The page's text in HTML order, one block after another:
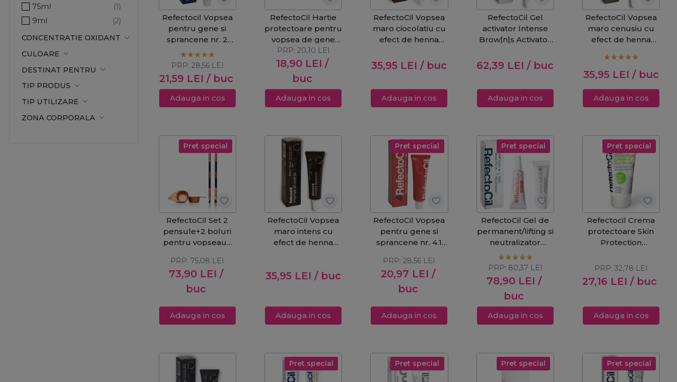
75ml
9ml
CONCENTRATIE OXIDANT
CULOARE
DESTINAT PENTRU
TIP PRODUS
TIP UTILIZARE
ZONA CORPORALA
Refectocil Vopsea
pentru gene si
sprancene nr. 2
negru albastrui
15ml
21,59 LEI / buc
PRP: 28,56 LEI
Adauga in cos
RefectoCil Hartie
protectoare pentru
vopsea de gene
Eye Protection
Papers 96buc
18,90 LEI /
buc
PRP: 20,10 LEI
Adauga in cos
RefectoCil Vopsea
maro ciocolatiu cu
efect de henna
gene&sprancene
Intense Brow[n]s
Chocolate Brown
15ml
35,95 LEI / buc
Adauga in cos
RefectoCil Gel
activator Intense
Brow[n]s Activator
62,39 LEI / buc
Adauga in cos
RefectoCil Vopsea
maro cenusiu cu
efect de henna
gene&sprancene
Intense Brow[n]s
Ash Brown 15ml
35,95 LEI / buc
Adauga in cos
Pret special
RefectoCil Set 2
pensule+2 boluri
pentru vopseaua
sprancene
Browista Tool Kit
73,90 LEI /
buc
PRP: 75,08 LEI
Adauga in cos
RefectoCil Vopsea
maro intens cu
efect de henna
Intense Brow[n]s
35,95 LEI / buc
Adauga in cos
Pret special
RefectoCil Vopsea
pentru gene si
sprancene nr. 4.1
20,97 LEI /
buc
PRP:28,56 LEI
Adauga in cos
Pret special
RefectoCil Gel de
permanent/lifting si
neutralizator
pentru gene si
sprancene
Lash&Brow
78,90 LEI /
buc
PRP: 80,37 LEI
Adauga in cos
Pret special
Refectocil Crema
protectoare Skin
Protection
75ml
27,16 LEI / buc
PRP: 32,78 LEI
Adauga in cos
Pret special Pret special Pret special Pret special